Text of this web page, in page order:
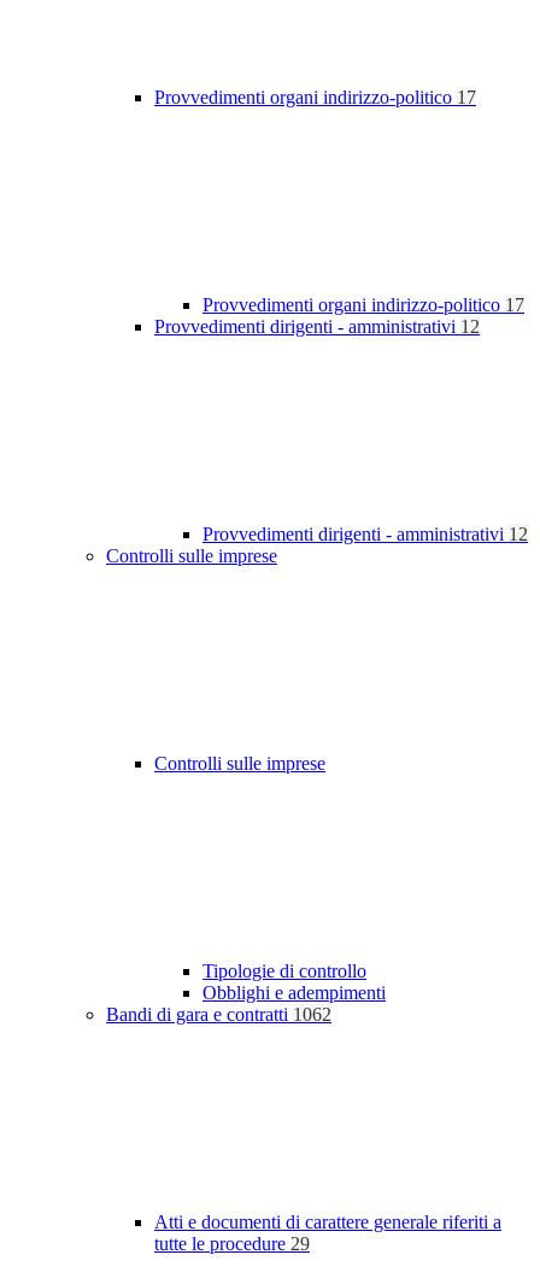
Provvedimenti organi indirizzo-politico 17
Provvedimenti organi indirizzo-politico 17
Provvedimenti dirigenti - amministrativi 12
Provvedimenti dirigenti - amministrativi 12
Controlli sulle imprese
Controlli sulle imprese
Tipologie di controllo
Obblighi e adempimenti
Bandi di gara e contratti 1062
Atti e documenti di carattere generale riferiti a
tutte le procedure 29